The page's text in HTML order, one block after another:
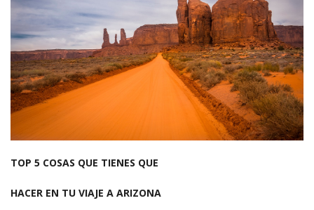
TOP 5 COSAS QUE TIENES QUE
HACER EN TU VIAJE A ARIZONA